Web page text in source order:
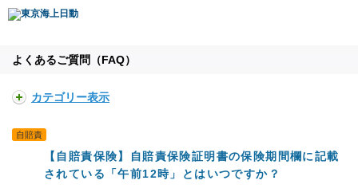
よくあるご質問（FAQ）
カテゴリー表示
自賠責
【自賠責保険】自賠責保険証明書の保険期間欄に記載
されている「午前12時」とはいつですか？